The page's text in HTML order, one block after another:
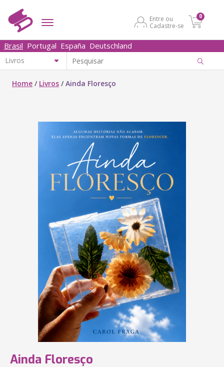
Entre ou
Cadastre-se
0
Brasil Portugal España Deutschland
Home / Livros /Ainda Floresço
Ainda Floresço